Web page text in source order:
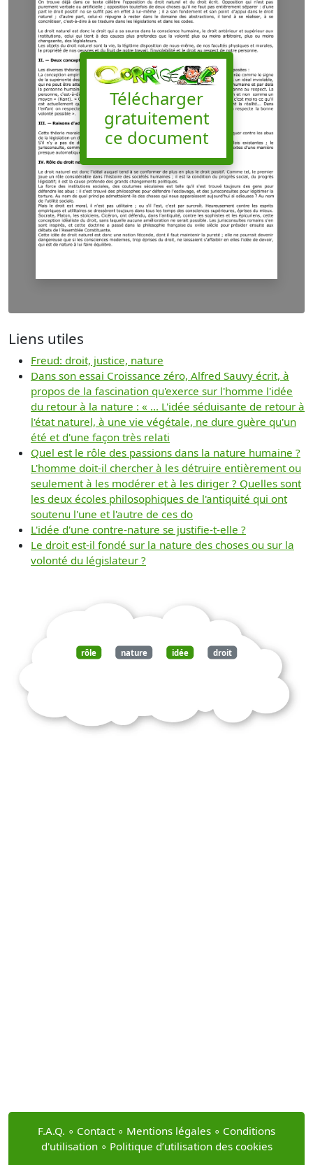
Télécharger
gratuitement
ce document
Liens utiles
Freud: droit, justice, nature
Dans son essai Croissance zéro, Alfred Sauvy écrit, à
propos de la fascination qu'exerce sur l'homme l'idée
du retour à la nature : « ... L'idée séduisante de retour à
l'état naturel, à une vie végétale, ne dure guère qu'un
été et d'une façon très relati
Quel est le rôle des passions dans la nature humaine ?
L'homme doit-il chercher à les détruire entièrement ou
seulement à les modérer et à les diriger ? Quelles sont
les deux écoles philosophiques de l'antiquité qui ont
soutenu l'une et l'autre de ces do
L'idée d'une contre-nature se justifie-t-elle ?
Le droit est-il fondé sur la nature des choses ou sur la
volonté du législateur ?
rôle nature idée droit
F.A.Q. ∘ Contact ∘ Mentions légales ∘ Conditions
d'utilisation∘ Politique d’utilisation des cookies